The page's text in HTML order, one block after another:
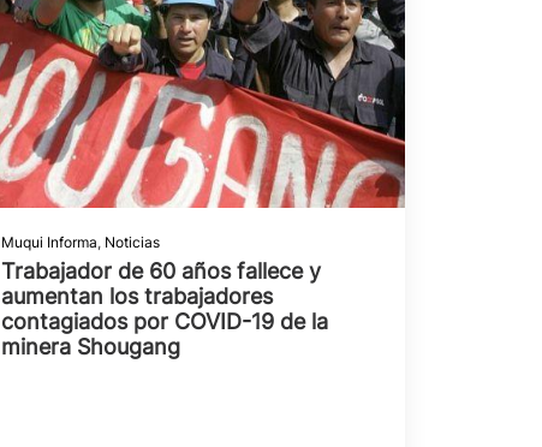
Muqui Informa, Noticias
Trabajador de 60 años fallece y
aumentan los trabajadores
contagiados por COVID-19 de la
minera Shougang